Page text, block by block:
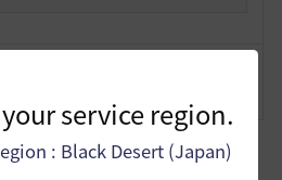
service region.
: Black Desert (Japan)